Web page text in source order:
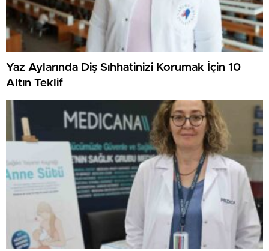
Yaz Aylarında Diş Sıhhatinizi Korumak İçin 10
Altın Teklif